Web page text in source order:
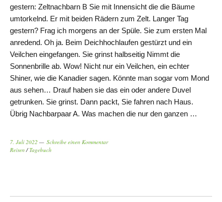
gestern: Zeltnachbarn B Sie mit Innensicht die die Bäume
umtorkelnd. Er mit beiden Rädern zum Zelt. Langer Tag
gestern? Frag ich morgens an der Spüle. Sie zum ersten Mal
anredend. Oh ja. Beim Deichhochlaufen gestürzt und ein
Veilchen eingefangen. Sie grinst halbseitig Nimmt die
Sonnenbrille ab. Wow! Nicht nur ein Veilchen, ein echter
Shiner, wie die Kanadier sagen. Könnte man sogar vom Mond
aus sehen… Drauf haben sie das ein oder andere Duvel
getrunken. Sie grinst. Dann packt, Sie fahren nach Haus.
Übrig Nachbarpaar A. Was machen die nur den ganzen …
7. Juli 2022
Schreibe einen Kommentar
Reisen /Tagebuch